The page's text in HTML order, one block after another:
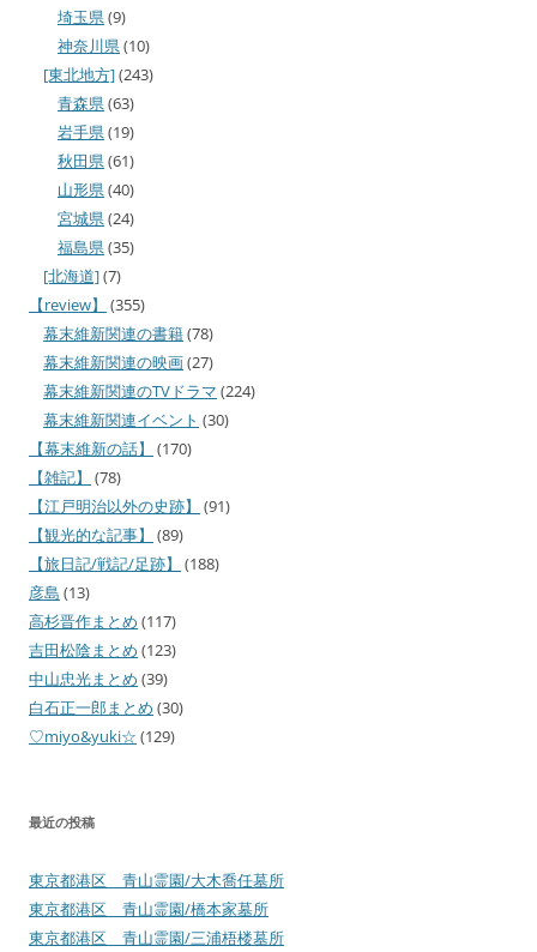
埼玉県(9)
神奈川県(10)
[東北地方](243)
青森県(63)
岩手県(19)
秋田県(61)
山形県(40)
宮城県(24)
福島県(35)
[北海道](7)
【review】
(355)
幕末維新関連の書籍(78)
幕末維新関連の映画(27)
幕末維新関連のTVドラマ (224)
幕末維新関連イベント (30)
【幕末維新の話】
(170)
【雑記】
(78)
【江戸明治以外の史跡】
(91)
【観光的な記事】
(89)
【旅日記/戦記/足跡】
(188)
彦島 (13)
高杉晋作まとめ (117)
吉田松陰まとめ (123)
中山忠光まとめ (39)
白石正一郎まとめ (30)
♡miyo&yuki☆ (129)
最近の投稿
東京都港区 青山霊園/大木喬任墓所
東京都港区 青山霊園/橋本家墓所
東京都港区 青山霊園/三浦梧楼墓所